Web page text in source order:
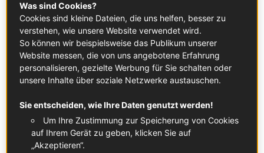
Nikolai Wojtko:
„Jean-Marie, was hat dich an den Rhein verschlagen?“
Jean-Marie Dumaine:
Was sind Cookies?
Cookies sind kleine Dateien, die uns helfen, besser zu
verstehen, wie unsere Website verwendet wird.
So können wir beispielsweise das Publikum unserer
Website messen, die von uns angebotene Erfahrung
personalisieren, gezielte Werbung für Sie schalten oder
unsere Inhalte über soziale Netzwerke austauschen.
Sie entscheiden, wie Ihre Daten genutzt werden!
Um Ihre Zustimmung zur Speicherung von Cookies
auf Ihrem Gerät zu geben, klicken Sie auf
„Akzeptieren“.